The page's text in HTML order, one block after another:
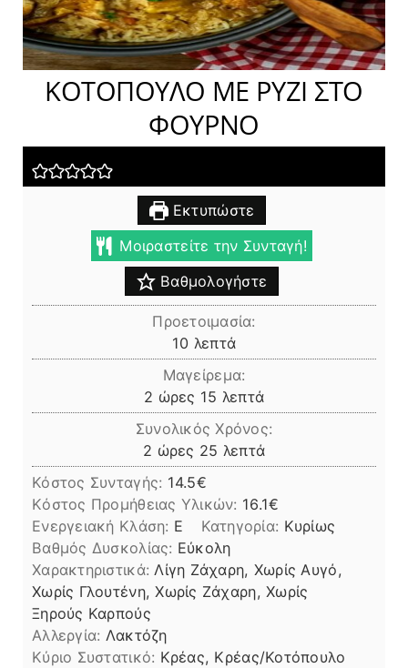
ΚΟΤΟΠΟΥΛΟ ΜΕ ΡΥΖΙ ΣΤΟ
ΦΟΥΡΝΟ
Εκτυπώστε
Μοιραστείτε την Συνταγή!
Βαθμολογήστε
Προετοιμασία:
10 λεπτά
λεπτά
Μαγείρεμα:
2 ώρες
ώρες 15 λεπτά
λεπτά
Συνολικός Χρόνος:
2 ώρες
ώρες 25 λεπτά
λεπτά
Κόστος Συνταγής: 14.5€
Kόστος Προμήθειας Υλικών: 16.1
Ενεργειακή Κλάση: E Κατηγορία: Κυρίως
Βαθμός Δυσκολίας: Εύκολη
Χαρακτηριστικά: Λίγη Ζάχαρη, Χωρίς Αυγό,
Χωρίς Γλουτένη, Χωρίς Ζάχαρη, Χωρίς
Ξηρούς Καρπούς
Αλλεργία: Λακτόζη
Kύριο Συστατικό: Κρέας, Κρέας/Κοτόπουλο